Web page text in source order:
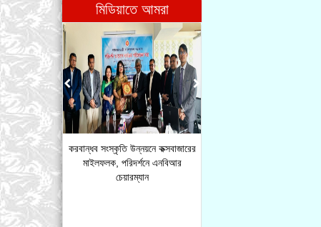
মিডিয়াতে আমরা
করবান্ধব সংস্কৃতি উন্নয়নে কক্সবাজারের
মাইলফলক, পরিদর্শনে এনবিআর
চেয়ারম্যান